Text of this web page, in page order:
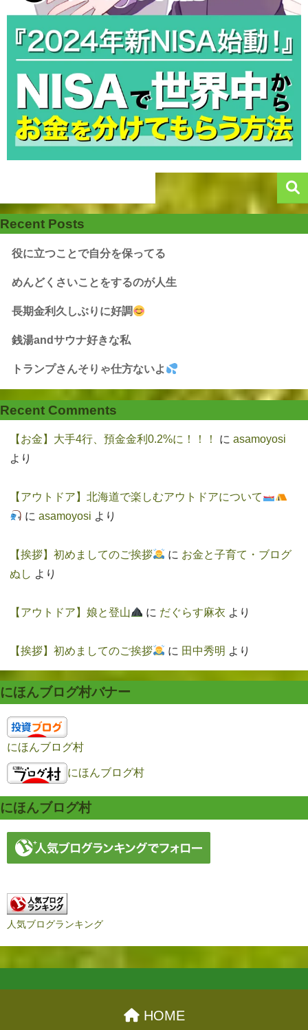
Recent Posts
役に立つことで自分を保ってる
めんどくさいことをするのが人生
長期金利久しぶりに好調
銭湯andサウナ好きな私
トランプさんそりゃ仕方ないよ
Recent Comments
【お金】大手4行、預金金利0.2%に！！！ に asamoyosi
より
【アウトドア】北海道で楽しむアウトドアについて
に asamoyosi より
【挨拶】初めましてのご挨拶 に お金と子育て・ブログ
ぬし より
【アウトドア】娘と登山 に だぐらす麻衣 より
【挨拶】初めましてのご挨拶 に 田中秀明 より
にほんブログ村バナー
にほんブログ村
にほんブログ村
にほんブログ村
人気ブログランキング
HOME